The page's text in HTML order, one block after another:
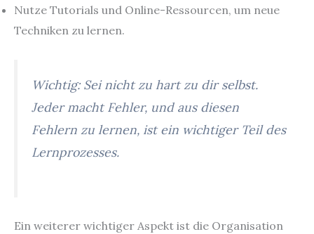
Nutze Tutorials und Online-Ressourcen, um neue
Techniken zu lernen.
Wichtig: Sei nicht zu hart zu dir selbst.
Jeder macht Fehler, und aus diesen
Fehlern zu lernen, ist ein wichtiger Teil des
Lernprozesses.
Ein weiterer wichtiger Aspekt ist die Organisation